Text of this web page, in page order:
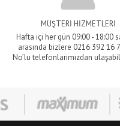
MÜŞTERİ HİZMETLERİ
Hafta içi her gün 09:00 - 18:00
arasında bizlere 0216 392 16
No’lu telefonlarımızdan